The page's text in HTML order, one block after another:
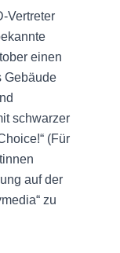
Vertreter
einen
Gebäude
schwarzer
(Für
auf der
zu